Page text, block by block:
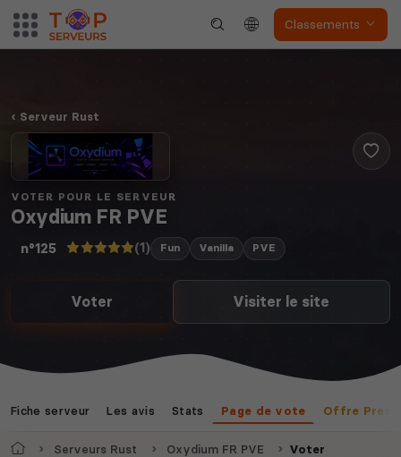
Classements
Serveur Rust
VOTER POUR LE SERVEUR
Oxydium FR PVE
n°125 (1) Fun Vanilla PVE
Voter Visiter le site
Fiche serveur Les avis Stats Page de vote Offre
AccueilServeurs Rust Oxydium FR PVE Voter